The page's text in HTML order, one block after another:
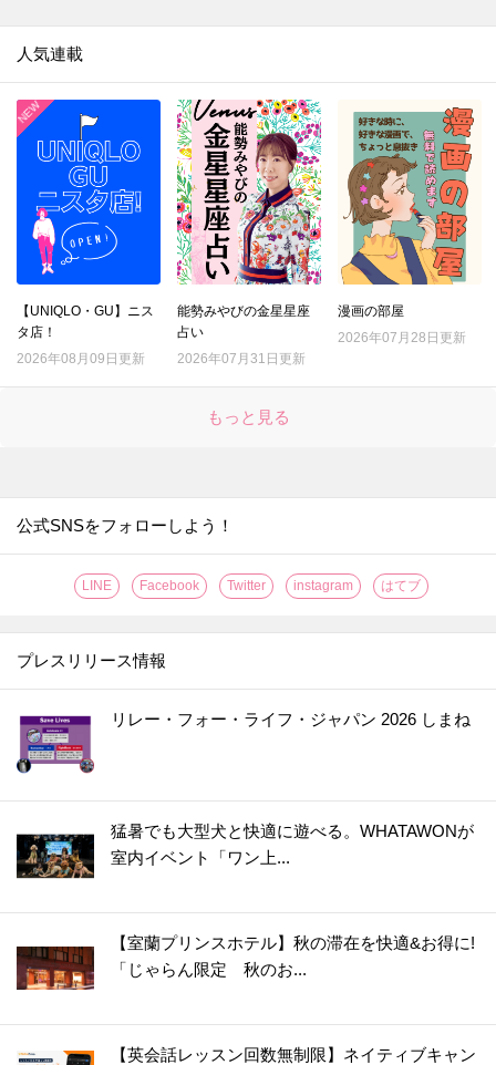
人気連載
【UNIQLO・GU】ニス
タ店！
2026年08月09日更新
能勢みやびの金星星座
占い
2026年07月31日更新
漫画の部屋
2026年07月28日更新
もっと見る
公式SNSをフォローしよう！
LINE Facebook Twitter instagram はてブ
プレスリリース情報
リレー・フォー・ライフ・ジャパン 2026 しまね
猛暑でも大型犬と快適に遊べる。WHATAWONが
室内イベント「ワン上...
【室蘭プリンスホテル】秋の滞在を快適&お得に!
「じゃらん限定 秋のお...
【英会話レッスン回数無制限】ネイティブキャン